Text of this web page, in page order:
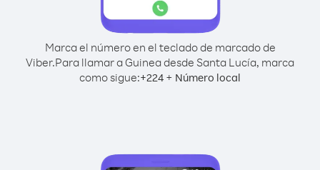
Marca el número en el teclado de marcado de
Viber.Para llamar a Guinea desde Santa Lucía, marca
como sigue:+224 + Número local